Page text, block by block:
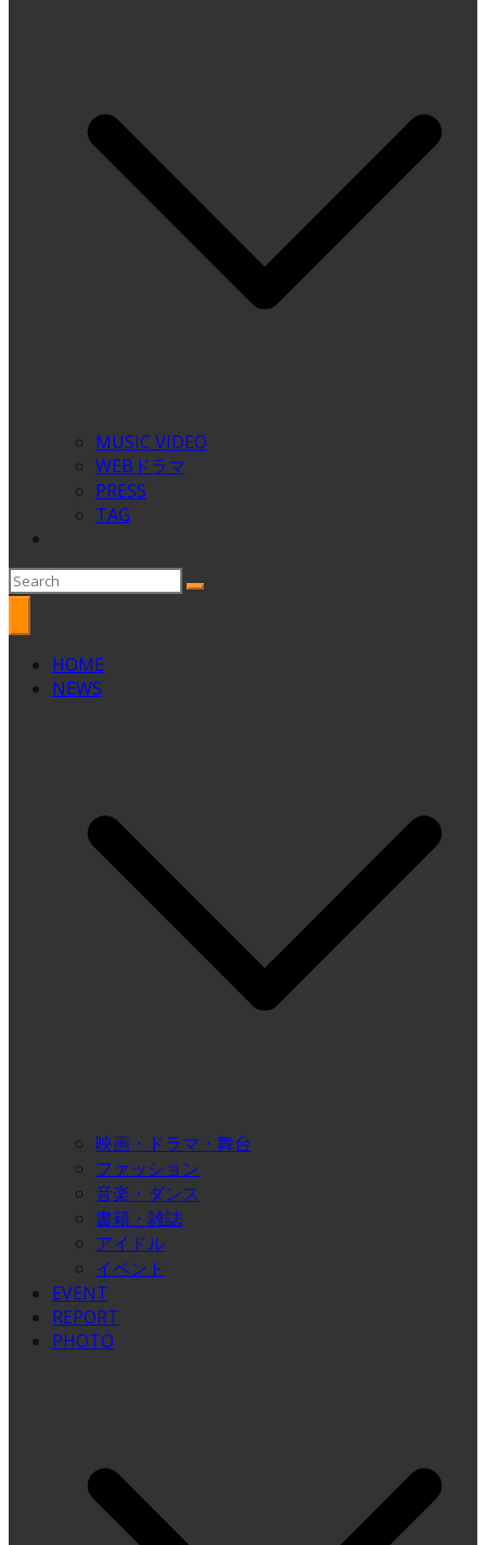
MUSIC VIDEO
WEBドラマ
PRESS
TAG
HOME
NEWS
映画・ドラマ・舞台
ファッション
音楽・ダンス
書籍・雑誌
アイドル
イベント
EVENT
REPORT
PHOTO